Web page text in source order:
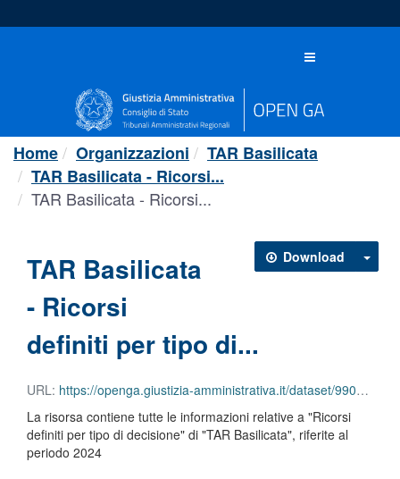
al
Toggle
Home Organizzazioni
TAR Basilicata
TAR Basilicata - Ricorsi...
TAR Basilicata - Ricorsi...
Download
TAR Basilicata
- Ricorsi
definiti per tipo di...
URL: https://openga.giustizia-amministrativa.it/dataset/9906f106-21d4-44c1-afb6-187089edabcc/resource/477c17e8-3a10-4548-9bbf-d20027676610/download/tar-basilicata-ricorsi-definiti-per-tipo-di-decisione-2024.json
La risorsa contiene tutte le informazioni relative a "Ricorsi
definiti per tipo di decisione" di "TAR Basilicata", riferite al
periodo 2024